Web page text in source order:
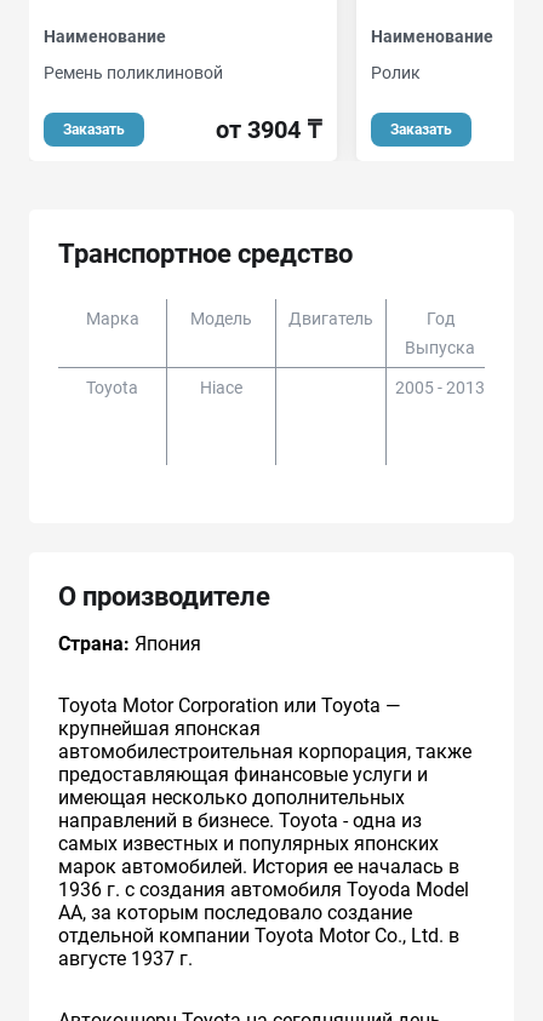
Наименование
Ремень поликлиновой
Заказать от 3904 ₸
Наименование
Ролик
Заказать
Транспортное средство
Марка Модель Двигатель
Год
Выпуска
Toyota Hiace 2005 - 2013
О производителе
Страна: Япония
Toyota Motor Corporation или Toyota —
крупнейшая японская
автомобилестроительная корпорация, также
предоставляющая финансовые услуги и
имеющая несколько дополнительных
направлений в бизнесе. Toyota - одна из
самых известных и популярных японских
марок автомобилей. История ее началась в
1936 г. с создания автомобиля Toyoda Model
AA, за которым последовало создание
отдельной компании Toyota Motor Co., Ltd. в
августе 1937 г.